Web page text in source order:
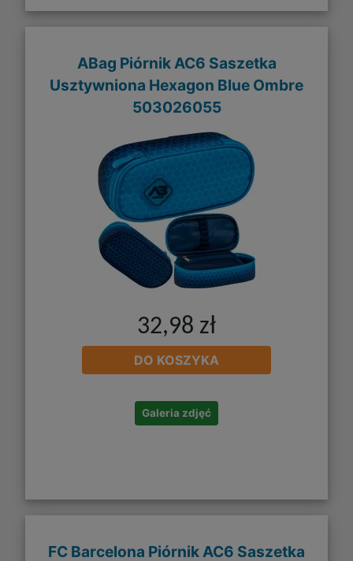
ABag Piórnik AC6 Saszetka
Usztywniona Hexagon Blue Ombre
503026055
32,98 zł
DO KOSZYKA
Galeria zdjęć
FC Barcelona Piórnik AC6 Saszetka